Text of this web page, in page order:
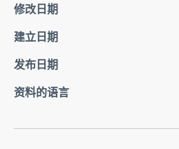
修改日期
建立日期
发布日期
资料的语言